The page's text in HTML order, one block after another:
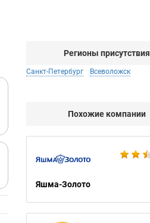
Регионы присутствия
Санкт-Петербург Всеволожск
Похожие компании
Яшма-Золото